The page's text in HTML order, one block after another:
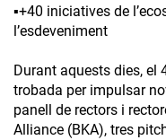
▪️+40 iniciatives de
l’esdeveniment
Durant aquests dies, el
trobada per impulsar
panell de rectors i
Alliance (BKA), tres